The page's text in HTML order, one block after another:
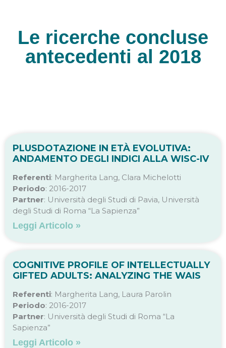
Le ricerche concluse
antecedenti al 2018
PLUSDOTAZIONE IN ETÀ EVOLUTIVA:
ANDAMENTO DEGLI INDICI ALLA WISC-IV
Referenti: Margherita Lang, Clara Michelotti
Periodo: 2016-2017
Partner: Università degli Studi di Pavia, Università
degli Studi di Roma “La Sapienza”
Leggi Articolo »
COGNITIVE PROFILE OF INTELLECTUALLY
GIFTED ADULTS: ANALYZING THE WAIS​
Referenti: Margherita Lang, Laura Parolin
Periodo: 2016-2017
Partner: Università degli Studi di Roma “La
Sapienza”
Leggi Articolo »